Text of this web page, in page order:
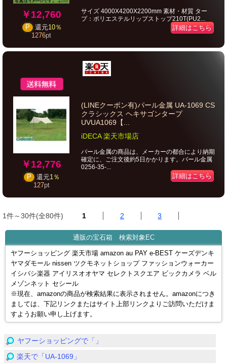
￥12,760
P 還元10％
1276pt
サイズ 4000X4200X2200mm 素材・材質 ター
プ：ポリエステルリップストップ210T(PU2...
詳細はこちら
￥12,776
P 還元1％
127pt
(LINEクーポン有)パール金属 UA-1069 CS
クラシックス ヘキサゴンタープ
UVUA1069【...
iDECA 楽天市場店
パール金属の商品は、メーカーの都合により納期
確定に、ご注文後約5日かかります。パール金属
0256-35-...
詳細はこちら
1件～30件(全80件) 1 2 3
通販の宝石箱 検索対象EC
ヤフーショッピング 楽天市場 amazon au PAY e-BEST ケーズデンキ
ヤマダモール nissen ツクモネットショップ ファッションウォーカー
イシバシ楽器 アイリスオオヤマ セレクトスクエア ビックカメラ ベル
メゾンネット セシール
※現在、amazonの商品が検索結果に表示されません。amazonにつき
ましては、下記リンクまたはサイト上部リンクよりご訪問いただけま
すようお願い申し上げます。
ヤフーショッピングで「」
楽天で「UA-1069」